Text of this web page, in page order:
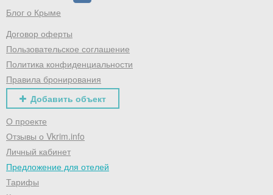
Блог о Крыме
Договор оферты
Пользовательское соглашение
Политика конфиденциальности
Правила бронирования
Добавить объект
О проекте
Отзывы о Vkrim.info
Личный кабинет
Предложение для отелей
Тарифы